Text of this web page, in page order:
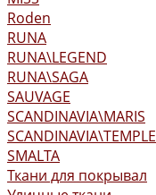
Roden
RUNA
RUNA\LEGEND
RUNA\SAGA
SAUVAGE
SCANDINAVIA\MARIS
SCANDINAVIA\TEMPLE
SMALTA
Ткани для покрывал